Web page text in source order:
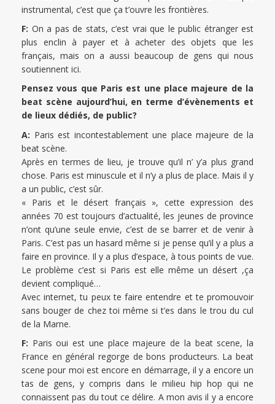
instrumental, c’est que ça t’ouvre les frontières.
F: On a pas de stats, c’est vrai que le public étranger est
plus enclin à payer et à acheter des objets que les
français, mais on a aussi beaucoup de gens qui nous
soutiennent ici.
Pensez vous que Paris est une place majeure de la
beat scène aujourd’hui, en terme d’évènements et
de lieux dédiés, de public?
A: Paris est incontestablement une place majeure de la
beat scène.
Après en termes de lieu, je trouve qu’il n’ y’a plus grand
chose. Paris est minuscule et il n’y a plus de place. Mais il y
a un public, c’est sûr.
« Paris et le désert français », cette expression des
années 70 est toujours d’actualité, les jeunes de province
n’ont qu’une seule envie, c’est de se barrer et de venir à
Paris. C’est pas un hasard même si je pense qu’il y a plus a
faire en province. Il y a plus d’espace, à tous points de vue.
Le problème c’est si Paris est elle même un désert ,ça
devient compliqué…
Avec internet, tu peux te faire entendre et te promouvoir
sans bouger de chez toi même si t’es dans le trou du cul
de la Marne.
F: Paris oui est une place majeure de la beat scene, la
France en général regorge de bons producteurs. La beat
scene pour moi est encore en démarrage, il y a encore un
tas de gens, y compris dans le milieu hip hop qui ne
connaissent pas du tout ce délire. A mon avis il y a encore